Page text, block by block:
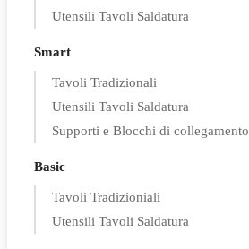
Utensili Tavoli Saldatura
Smart
Tavoli Tradizionali
Utensili Tavoli Saldatura
Supporti e Blocchi di collegamento
Basic
Tavoli Tradizioniali
Utensili Tavoli Saldatura